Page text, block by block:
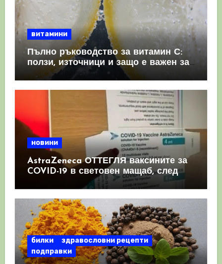
витамини
Пълно ръководство за витамин С:
ползи, източници и защо е важен за
имунната система
новини
AstraZeneca ОТТЕГЛЯ ваксините за
COVID-19 в световен мащаб, след
като призна, че те причиняват
КРЪВНИ съсиреци
билки
здравословни рецепти
подправки